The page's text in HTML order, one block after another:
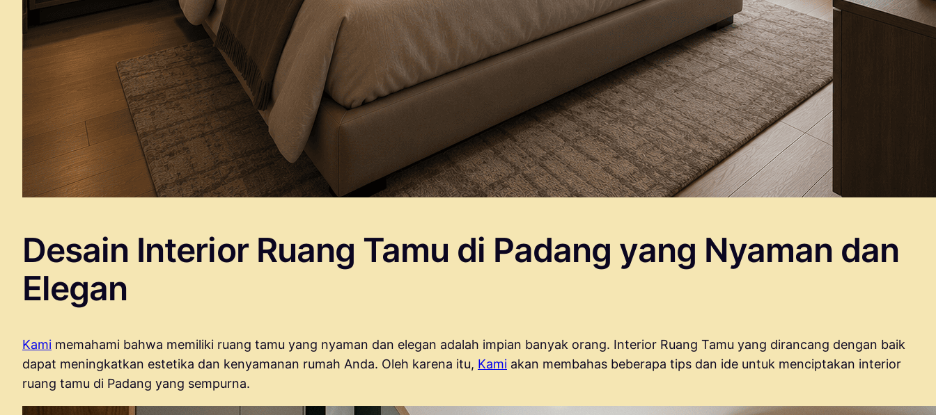
Desain Interior Ruang Tamu di Padang yang Nyaman dan
Elegan
Kami memahami bahwa memiliki ruang tamu yang nyaman dan elegan adalah impian banyak orang. Interior Ruang Tamu yang dirancang dengan baik
dapat meningkatkan estetika dan kenyamanan rumah Anda. Oleh karena itu, Kami akan membahas beberapa tips dan ide untuk menciptakan interior
ruang tamu di Padang yang sempurna.